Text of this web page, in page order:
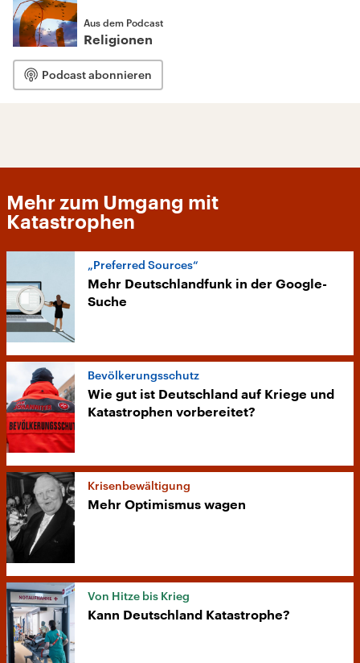
Aus dem Podcast
Religionen
Podcast abonnieren
Mehr zum Umgang mit
Katastrophen
„Preferred Sources“
Mehr Deutschlandfunk in der Google-
Suche
Bevölkerungsschutz
Wie gut ist Deutschland auf Kriege und
Katastrophen vorbereitet?
Krisenbewältigung
Mehr Optimismus wagen
Von Hitze bis Krieg
Kann Deutschland Katastrophe?